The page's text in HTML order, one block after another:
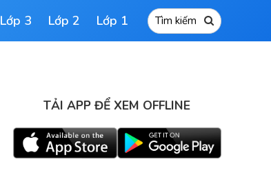
Lớp 3 Lớp 2 Lớp 1
TẢI APP ĐỂ XEM OFFLINE